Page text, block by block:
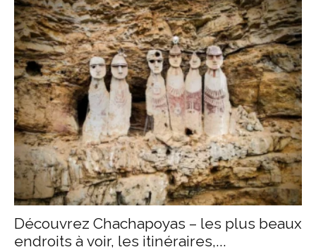
Découvrez Chachapoyas – les plus beaux
endroits à voir, les itinéraires,...